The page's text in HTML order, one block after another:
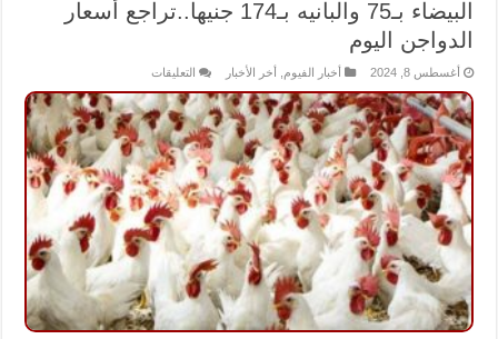
البيضاء بـ75 والبانيه بـ174 جنيها..تراجع أسعار
الدواجن اليوم
أغسطس 8, 2024 أخبار الفيوم أخر الأخبار التعليقاتعلى
بـ75
والبانيه
بـ174
جنيها..تراجع
أسعار
الدواجن
اليوم
مغلقة